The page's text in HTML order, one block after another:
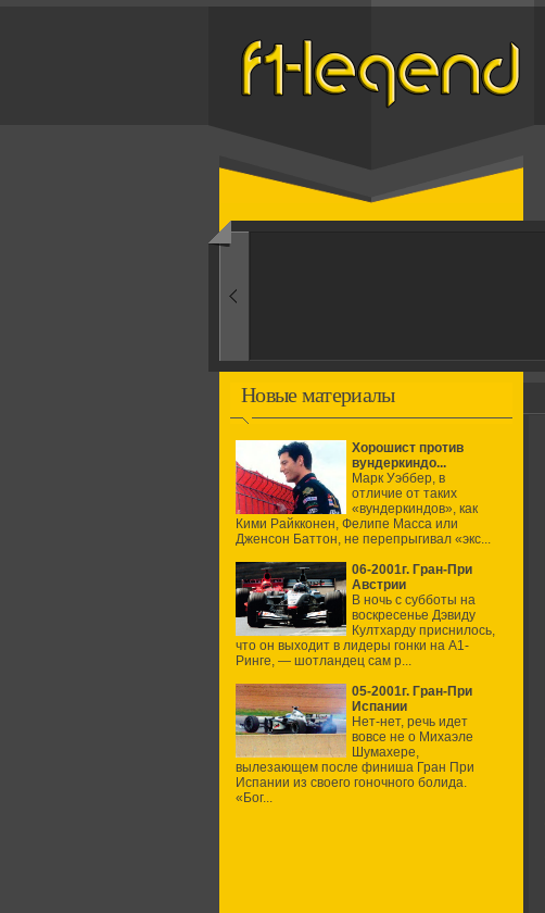
1960-ые
Новые материалы
Хорошист против
вундеркиндо...
Марк Уэббер, в
отличие от таких
«вундеркиндов», как
Кими Райкконен, Фелипе Масса или
Дженсон Баттон, не перепрыгивал «экс...
06-2001г. Гран-При
Австрии
В ночь с субботы на
воскресенье Дэвиду
Култхарду приснилось,
что он выходит в лидеры гонки на А1-
Ринге, — шотландец сам р...
05-2001г. Гран-При
Испании
Нет-нет, речь идет
вовсе не о Михаэле
Шумахере,
вылезающем после финиша Гран При
Испании из своего гоночного болида.
«Бог...